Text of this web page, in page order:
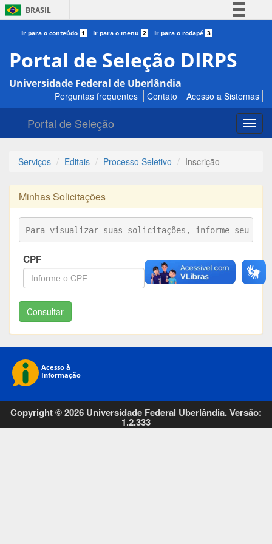
BRASIL
Simplifique!
Participe
Acesso à informação
Legislação
Ir para o conteúdo 1 Ir para o menu 2 Ir para o rodapé 3
Portal de Seleção DIRPS
Universidade Federal de Uberlândia
Perguntas frequentes Contato Acesso a Sistemas
Portal de Seleção
Serviços Editais Processo Seletivo Inscrição
Minhas Solicitações
Para visualizar suas solicitações, informe seu
CPF
Consultar
Copyright © 2026 Universidade Federal Uberlândia. Versão:
1.2.333